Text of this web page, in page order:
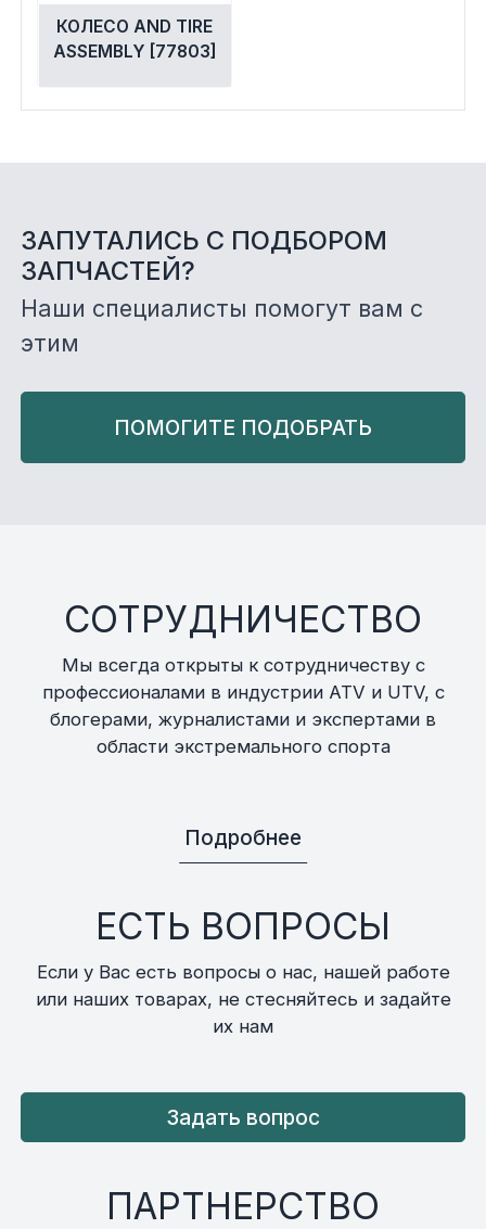
КОЛЕСО AND TIRE
ASSEMBLY [77803]
ЗАПУТАЛИСЬ С ПОДБОРОМ
ЗАПЧАСТЕЙ?
Наши специалисты помогут вам с
этим
ПОМОГИТЕ ПОДОБРАТЬ
СОТРУДНИЧЕСТВО
Мы всегда открыты к сотрудничеству с
профессионалами в индустрии ATV и UTV, с
блогерами, журналистами и экспертами в
области экстремального спорта
Подробнее
ЕСТЬ ВОПРОСЫ
Если у Вас есть вопросы о нас, нашей работе
или наших товарах, не стесняйтесь и задайте
их нам
Задать вопрос
ПАРТНЕРСТВО